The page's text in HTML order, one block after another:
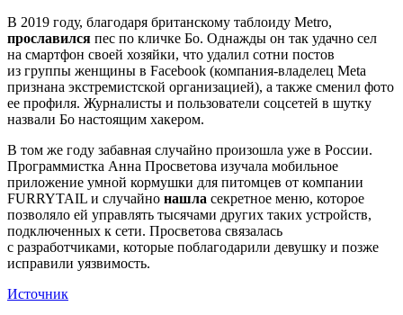
В 2019 году, благодаря британскому таблоиду Metro,
прославился пес по кличке Бо. Однажды он так удачно сел
на смартфон своей хозяйки, что удалил сотни постов
из группы женщины в Facebook (компания-владелец Meta
признана экстремистской организацией), а также сменил фото
ее профиля. Журналисты и пользователи соцсетей в шутку
назвали Бо настоящим хакером.
В том же году забавная случайно произошла уже в России.
Программистка Анна Просветова изучала мобильное
приложение умной кормушки для питомцев от компании
FURRYTAIL и случайно нашла секретное меню, которое
позволяло ей управлять тысячами других таких устройств,
подключенных к сети. Просветова связалась
с разработчиками, которые поблагодарили девушку и позже
исправили уязвимость.
Источник